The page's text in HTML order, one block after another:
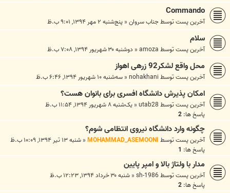
Commando
آخرین پست توسطجناب سروان« پنج‌شنبه ۲ مهر ۱۳۹۴, ۹:۰۱ ب.ظ
سلام
آخرین پست توسطamoza
« دوشنبه ۳۰ شهریور ۱۳۹۴, ۷:۰۸ ب.ظ
محل واقع لشکر92 زرهی اهواز
آخرین پست توسطnohakhani
« سه‌شنبه ۱۰ شهریور ۱۳۹۴, ۶:۴۶ ب.ظ
امکان پذیرش دانشگاه افسری برای بانوان هست؟
آخرین پست توسطutab28
« یک‌شنبه ۸ شهریور ۱۳۹۴, ۱۱:۵۴ ب.ظ
پاسخ ها: 2
چگونه وارد دانشگاه نیروی انتظامی شوم؟
آخرین پست توسطMOHAMMAD_ASEMOONI
« شنبه ۱۳ تیر ۱۳۹۴, ۱۰:۰۹ ب.ظ
پاسخ ها: 1
مدار با ولتاژ بالا و امپر پایین
آخرین پست توسطsh-1986
« شنبه ۳۰ خرداد ۱۳۹۴, ۱۲:۲۳ ب.ظ
پاسخ ها: 2